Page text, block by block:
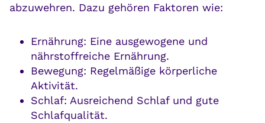
abzuwehren. Dazu gehören Faktoren wie:
Ernährung: Eine ausgewogene und
nährstoffreiche Ernährung.
Bewegung: Regelmäßige körperliche
Aktivität.
Schlaf: Ausreichend Schlaf und gute
Schlafqualität.